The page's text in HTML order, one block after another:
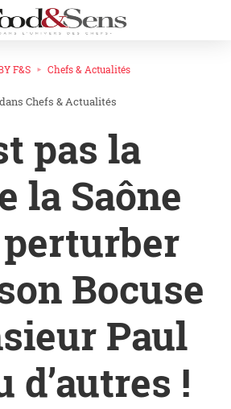
F&S Chefs & Actualités
dans Chefs & Actualités
pas la
la Saône
Bocuse
Paul
d’autres !